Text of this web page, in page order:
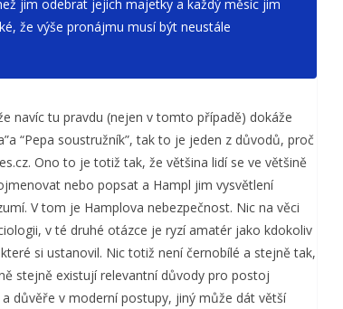
jim odebrat jejich majetky a každý měsíc jim
že výše pronájmu musí být neustále
navíc tu pravdu (nejen v tomto případě) dokáže
“Pepa soustružník”, tak to je jeden z důvodů, proč
Ono to je totiž tak, že většina lidí se ve většině
nebo popsat a Hampl jim vysvětlení
V tom je Hamplova nebezpečnost. Nic na věci
v té druhé otázce je ryzí amatér jako kdokoliv
si ustanovil. Nic totiž není černobílé a stejně tak,
stejně existují relevantní důvody pro postoj
důvěře v moderní postupy, jiný může dát větší